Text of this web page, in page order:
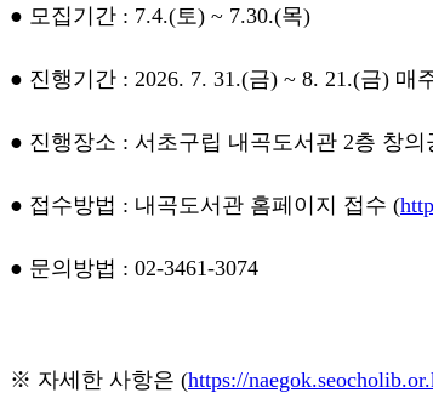
● 모집기간 : 7.4.(토) ~ 7.30.(목)
● 진행기간 : 2026. 7. 31.(금) ~ 8. 21.(금) 매
● 진행장소 : 서초구립 내곡도서관 2층 창의
● 접수방법 : 내곡도서관 홈페이지 접수 (
● 문의방법 : 02-3461-3074
※ 자세한 사항은 (https://